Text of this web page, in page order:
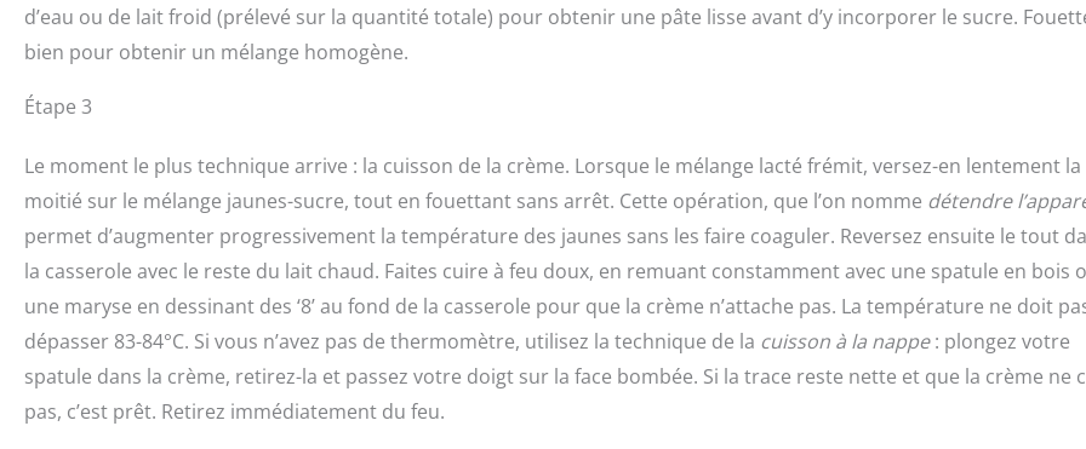
d’eau ou de lait froid (prélevé sur la quantité totale) pour obtenir une pâte lisse avant d’y incorporer le sucre.
bien pour obtenir un mélange homogène.
Étape 3
Le moment le plus technique arrive : la cuisson de la crème. Lorsque le mélange lacté frémit, versez-en lentement la
moitié sur le mélange jaunes-sucre, tout en fouettant sans arrêt. Cette opération, que l’on nomme détendre
permet d’augmenter progressivement la température des jaunes sans les faire coaguler. Reversez ensuite le tout
la casserole avec le reste du lait chaud. Faites cuire à feu doux, en remuant constamment avec une spatule en bois
une maryse en dessinant des ‘8’ au fond de la casserole pour que la crème n’attache pas. La température ne doit
dépasser 83-84°C. Si vous n’avez pas de thermomètre, utilisez la technique de la cuisson à la nappe: plongez votre
spatule dans la crème, retirez-la et passez votre doigt sur la face bombée. Si la trace reste nette et que la crème ne
pas, c’est prêt. Retirez immédiatement du feu.